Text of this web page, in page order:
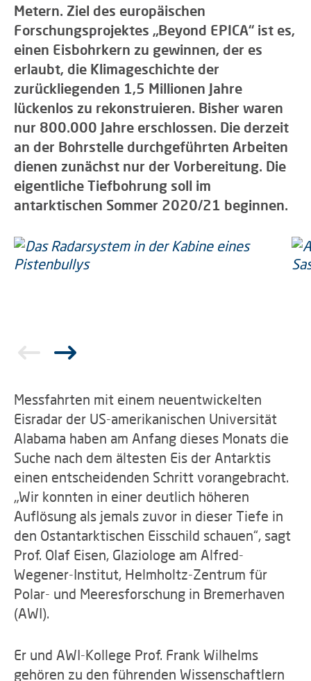
Metern. Ziel des europäischen
Forschungsprojektes „Beyond EPICA“ ist es,
einen Eisbohrkern zu gewinnen, der es
erlaubt, die Klimageschichte der
zurückliegenden 1,5 Millionen Jahre
lückenlos zu rekonstruieren. Bisher waren
nur 800.000 Jahre erschlossen. Die derzeit
an der Bohrstelle durchgeführten Arbeiten
dienen zunächst nur der Vorbereitung. Die
eigentliche Tiefbohrung soll im
antarktischen Sommer 2020/21 beginnen.
Messfahrten mit einem neuentwickelten
Eisradar der US-amerikanischen Universität
Alabama haben am Anfang dieses Monats die
Suche nach dem ältesten Eis der Antarktis
einen entscheidenden Schritt vorangebracht.
„Wir konnten in einer deutlich höheren
Auflösung als jemals zuvor in dieser Tiefe in
den Ostantarktischen Eisschild schauen“, sagt
Prof. Olaf Eisen, Glaziologe am Alfred-
Wegener-Institut, Helmholtz-Zentrum für
Polar- und Meeresforschung in Bremerhaven
(AWI).
Er und AWI-Kollege Prof. Frank Wilhelms
gehören zu den führenden Wissenschaftlern